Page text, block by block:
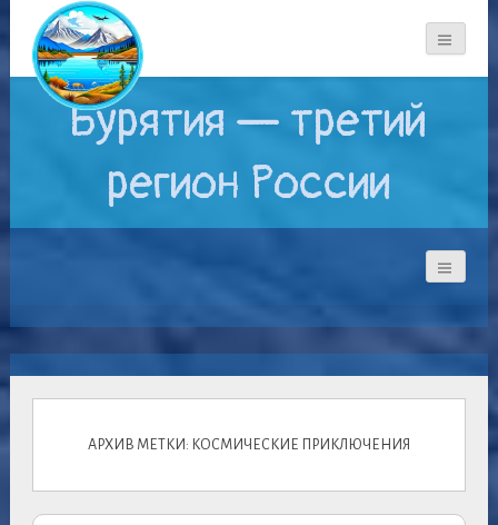
Бурятия — третий
регион России
АРХИВ МЕТКИ: КОСМИЧЕСКИЕ ПРИКЛЮЧЕНИЯ